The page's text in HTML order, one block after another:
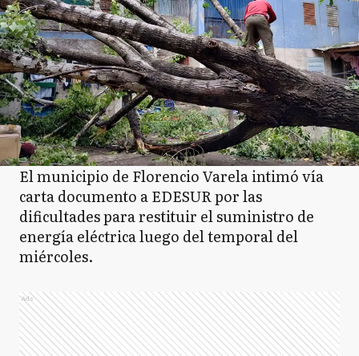
El municipio de Florencio Varela intimó vía
carta documento a EDESUR por las
dificultades para restituir el suministro de
energía eléctrica luego del temporal del
miércoles.
Ads